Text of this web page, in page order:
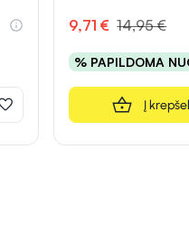
9,71 € 14,95 €
% PAPILDOMA
Į